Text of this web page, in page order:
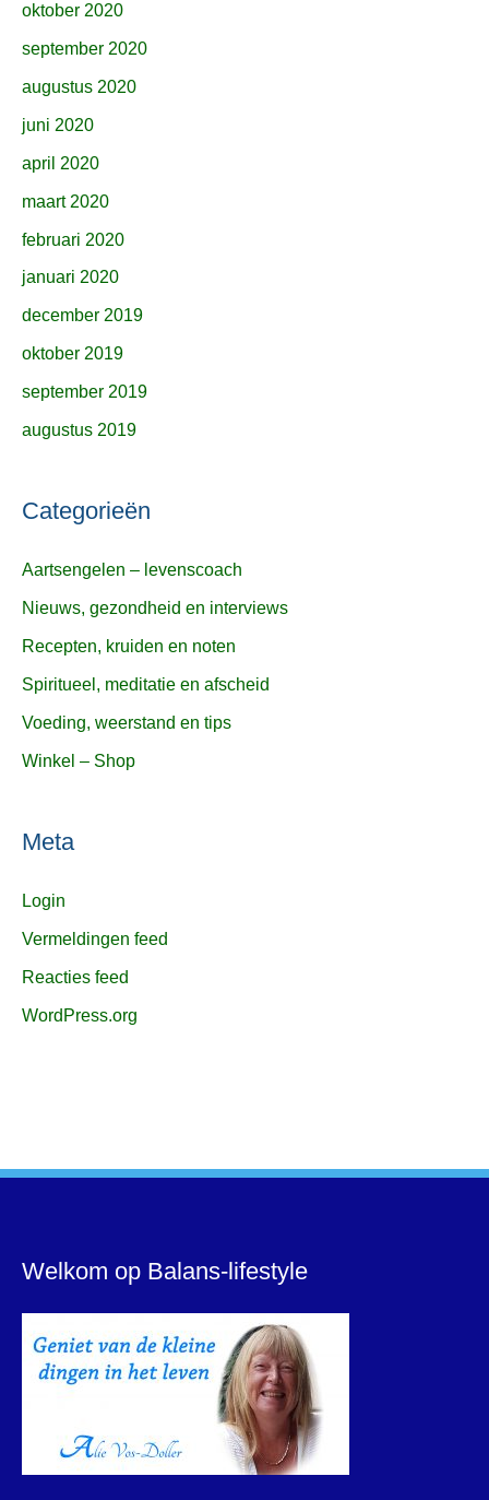
oktober 2020
september 2020
augustus 2020
juni 2020
april 2020
maart 2020
februari 2020
januari 2020
december 2019
oktober 2019
september 2019
augustus 2019
Categorieën
Aartsengelen – levenscoach
Nieuws, gezondheid en interviews
Recepten, kruiden en noten
Spiritueel, meditatie en afscheid
Voeding, weerstand en tips
Winkel – Shop
Meta
Login
Vermeldingen feed
Reacties feed
WordPress.org
Welkom op Balans-lifestyle